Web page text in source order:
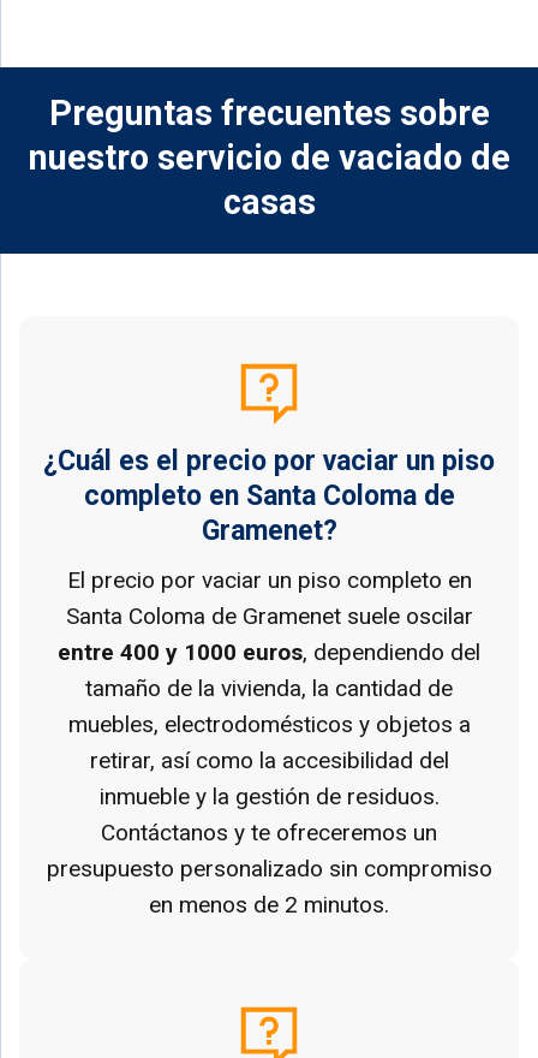
Preguntas frecuentes sobre
nuestro servicio de vaciado de
casas
¿Cuál es el precio por vaciar un piso
completo en Santa Coloma de
Gramenet?
El precio por vaciar un piso completo en
Santa Coloma de Gramenet suele oscilar
entre 400 y 1000 euros, dependiendo del
tamaño de la vivienda, la cantidad de
muebles, electrodomésticos y objetos a
retirar, así como la accesibilidad del
inmueble y la gestión de residuos.
Contáctanos y te ofreceremos un
presupuesto personalizado sin compromiso
en menos de 2 minutos.